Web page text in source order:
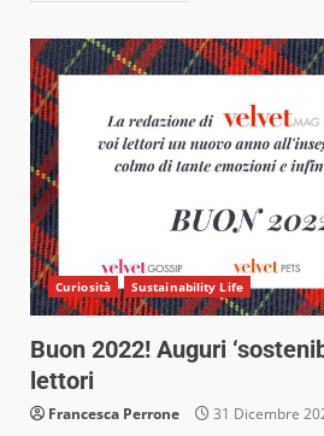
Curiosità Sustainability Life
Buon 2022! Auguri
lettori
Francesca Perrone 31 Dicembre